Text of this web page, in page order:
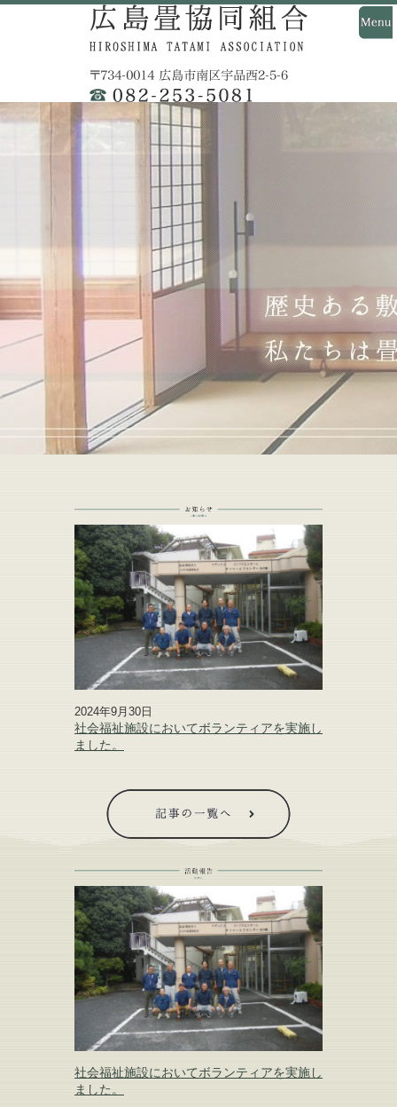
2024年9月30日
社会福祉施設においてボランティアを実施し
ました。
社会福祉施設においてボランティアを実施し
ました。